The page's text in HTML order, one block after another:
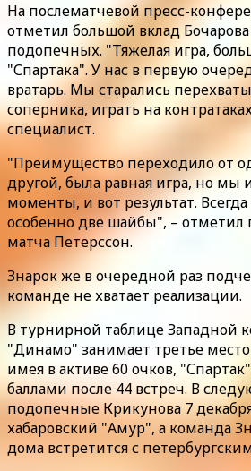
На послематчевой пресс-
отметил большой вклад
подопечных. "Тяжелая игра,
"Спартака". У нас в первую
вратарь. Мы старались
соперника, играть на
специалист.
"Преимущество переходило от
другой, была равная игра, но мы
моменты, и вот результат.
особенно две шайбы", – отметил
матча Петерссон.
Знарок же в очередной раз
команде не хватает реализации.
В турнирной таблице Западной
"Динамо" занимает третье
имея в активе 60 очков,
баллами после 44 встреч. В
подопечные Крикунова 7
хабаровский "Амур", а команда
дома встретится с